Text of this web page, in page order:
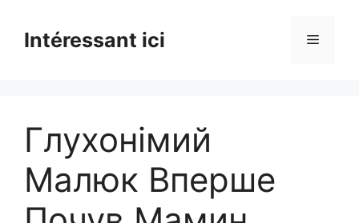
contentIntéressant ici Menu
Глухонімий
Малюк Вперше